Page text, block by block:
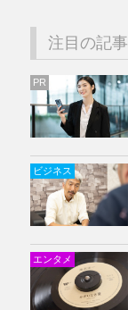
注目の記事
PR
ビジネス
エンタメ